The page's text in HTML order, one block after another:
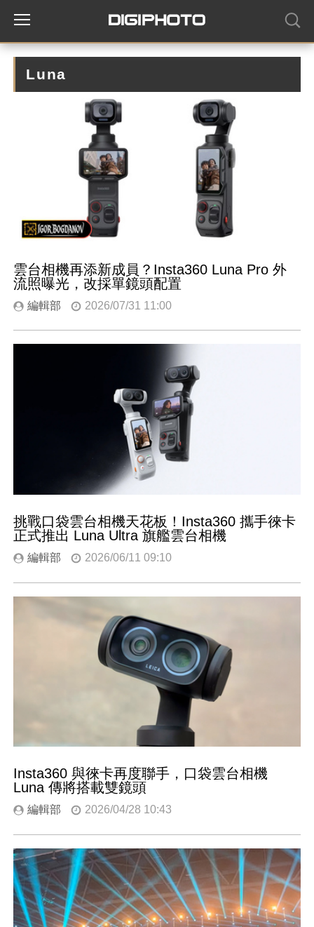
Luna
雲台相機再添新成員？Insta360 Luna Pro 外
流照曝光，改採單鏡頭配置
編輯部 2026/07/31 11:00
挑戰口袋雲台相機天花板！Insta360 攜手徠卡
正式推出 Luna Ultra 旗艦雲台相機
編輯部 2026/06/11 09:10
Insta360 與徠卡再度聯手，口袋雲台相機
Luna 傳將搭載雙鏡頭
編輯部 2026/04/28 10:43